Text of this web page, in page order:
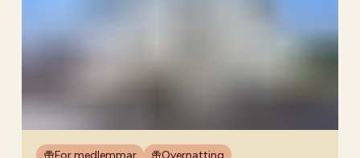
For medlemmar Overnatting